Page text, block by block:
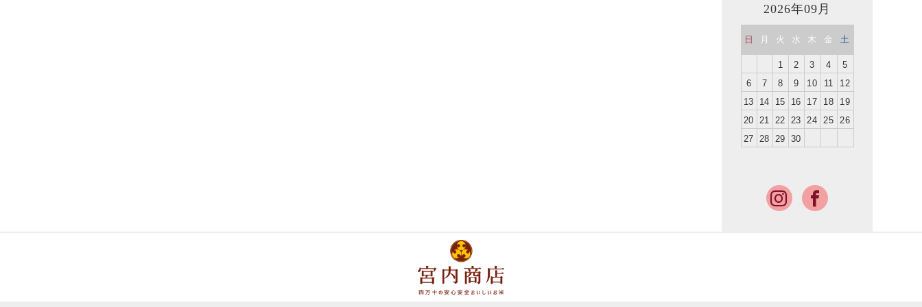
2026年09月
日 月 火 水 木 金 土
1 2 3 4
5
6
7 8 9 10 11
12
13
14 15 16 17 18
19
20 21 22 23 24 25
26
27 28 29 30